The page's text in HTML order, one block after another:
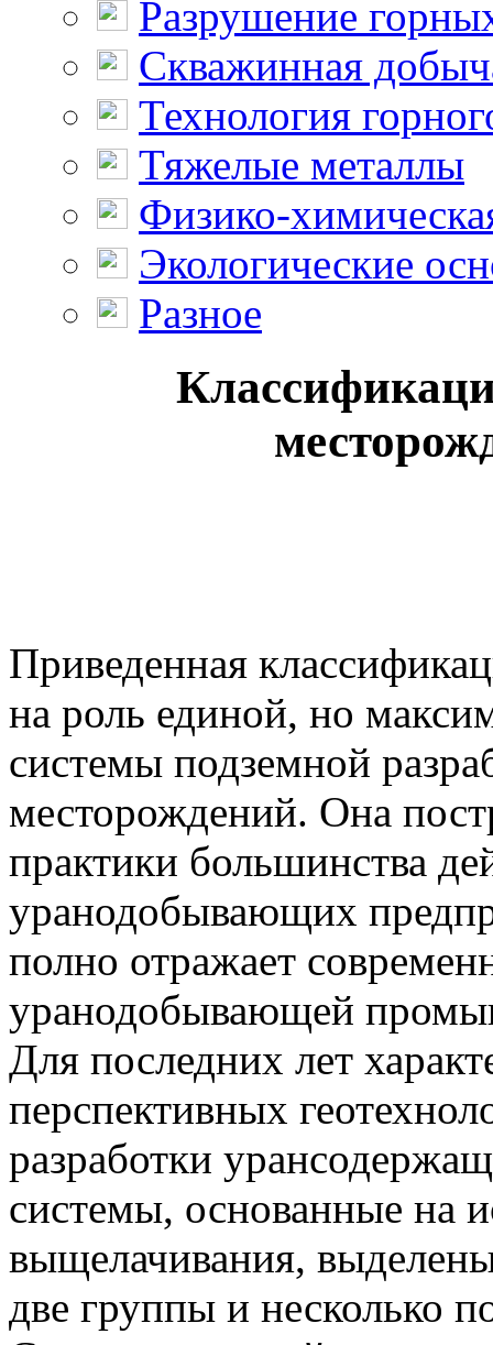
Разрушение
Скважинная
Технология
Тяжелые металлы
Физико-
Экологические
Разное
Приведенная
на роль единой, но
системы подземной
месторождений. Она
практики большинства
уранодобывающих
полно отражает
уранодобывающей
Для последних лет
перспективных
разработки
системы, основанные на
выщелачивания,
две группы и несколько